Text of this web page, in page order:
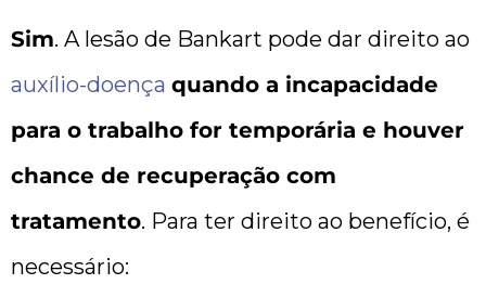
Sim. A lesão de Bankart pode dar direito ao
auxílio-doença quando a incapacidade
para o trabalho for temporária e houver
chance de recuperação com
tratamento. Para ter direito ao benefício, é
necessário: